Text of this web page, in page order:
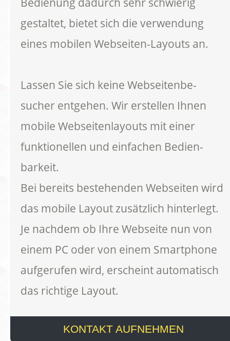
gestaltet, bietet sich die verwendung
eines mobilen Webseiten-Layouts an.
Lassen Sie sich keine Webseitenbe-
sucher entgehen. Wir erstellen Ihnen
mobile Webseitenlayouts mit einer
funktionellen und einfachen Bedien-
barkeit.
Bei bereits bestehenden Webseiten wird
das mobile Layout zusätzlich hinterlegt.
Je nachdem ob Ihre Webseite nun von
einem PC oder von einem Smartphone
aufgerufen wird, erscheint automatisch
das richtige Layout.
KONTAKT AUFNEHMEN